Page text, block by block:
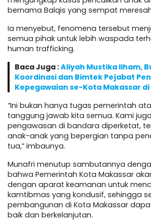
bernama Balqis yang sempat
Ia menyebut, fenomena tersebut
semua pihak untuk lebih waspada
human trafficking.
Baca Juga :Aliyah Mustika Ilham,
Koordinasi dan Bimtek Pejabat
Kepegawaian se-Kota Makassar
“Ini bukan hanya tugas pemerintah
tanggung jawab kita semua. Kami
pengawasan di bandara diperketat,
anak-anak yang bepergian tanpa
tua,” imbaunya.
Munafri menutup sambutannya
bahwa Pemerintah Kota Makassar
dengan aparat keamanan untuk
kamtibmas yang kondusif, sehingga
pembangunan di Kota Makassar
baik dan berkelanjutan.